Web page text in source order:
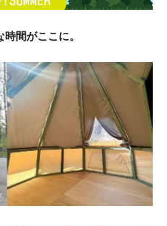
間がここに。